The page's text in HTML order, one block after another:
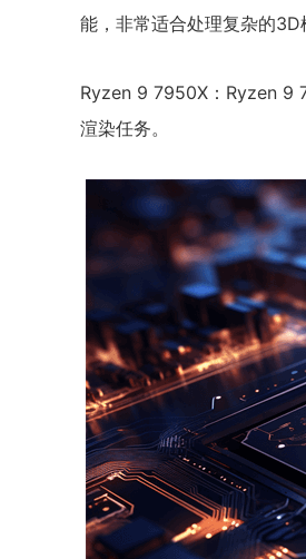
能，非常适合处理复杂的3D
Ryzen 9 7950X：Ryzen 9
渲染任务。